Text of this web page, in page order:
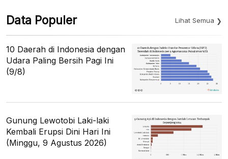
Data Populer Lihat Semua
10 Daerah di Indonesia dengan
Udara Paling Bersih Pagi Ini
(9/8)
Gunung Lewotobi Laki-laki
Kembali Erupsi Dini Hari Ini
(Minggu, 9 Agustus 2026)